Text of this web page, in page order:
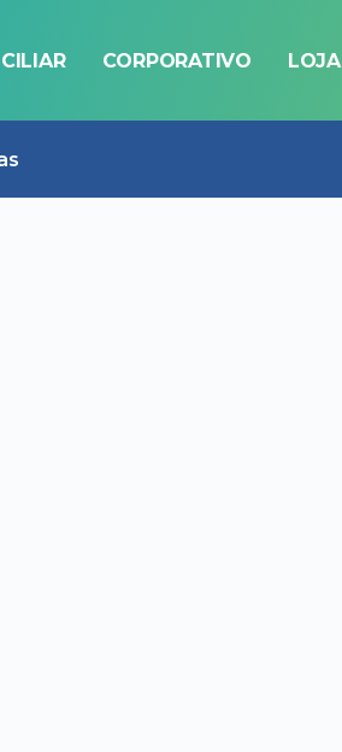
CORPORATIVO LOJA